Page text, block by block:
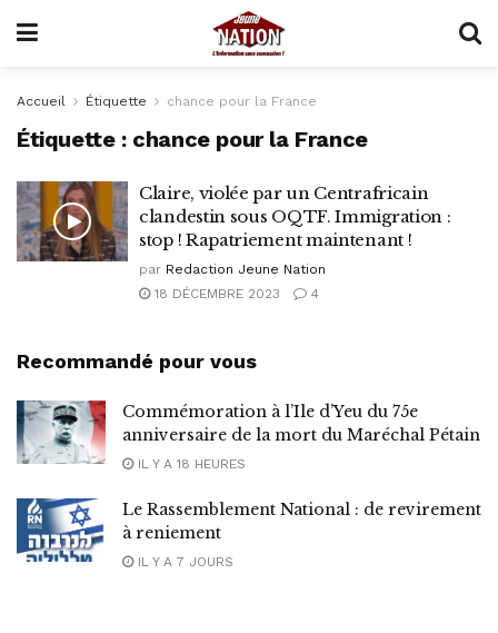
Accueil Étiquette chance pour la France
Étiquette : chance pour la France
Claire, violée par un Centrafricain
clandestin sous OQTF. Immigration :
stop ! Rapatriement maintenant !
par Redaction Jeune Nation
18 DÉCEMBRE 2023
4
Recommandé pour vous
Commémoration à l’Ile d’Yeu du 75e
anniversaire de la mort du Maréchal Pétain
IL Y A 18 HEURES
Le Rassemblement National : de revirement
à reniement
IL Y A 7 JOURS